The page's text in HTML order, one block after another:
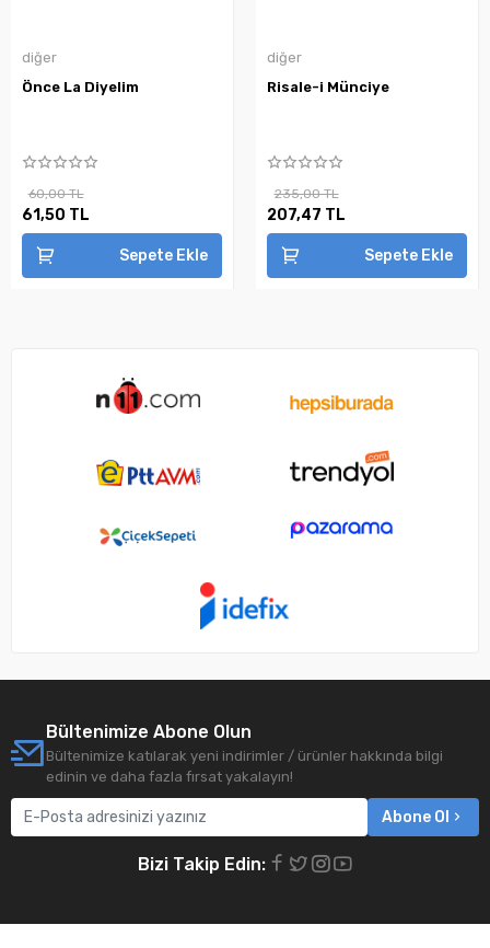
diğer
Önce La Diyelim
60,00 TL
61,50 TL
Sepete Ekle
diğer
Risale-i Münciye
235,00 TL
207,47 TL
Sepete Ekle
Bültenimize Abone Olun
Bültenimize katılarak yeni indirimler / ürünler hakkında bilgi
edinin ve daha fazla fırsat yakalayın!
Abone Ol
Bizi Takip Edin: